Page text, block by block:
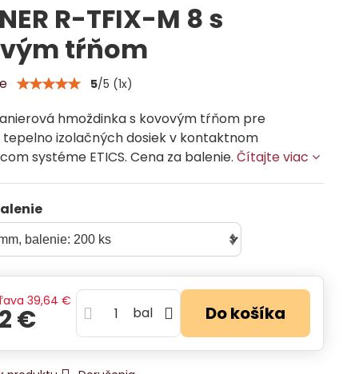
R-TFIX-M 8 s
tŕňom
5/5 (1x)
hmoždinka s kovovým tŕňom pre
tepelno izolačných dosiek v kontaktnom
systéme ETICS. Cena za balenie.Čítajte viac
39,64 €
€ bal Do košíka